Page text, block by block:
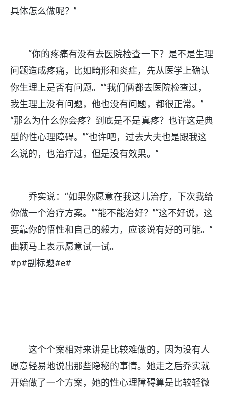
具体怎么做呢？”
“你的疼痛有没有去医院检查一下？是不是生理
问题造成疼痛，比如畸形和炎症，先从医学上确认
你生理上是否有问题。”“我们俩都去医院检查过，
我生理上没有问题，他也没有问题，都很正常。”
“那么为什么你会疼？到底是不是真疼？也许这是典
型的性心理障碍。”“也许吧，过去大夫也是跟我这
么说的，也治疗过，但是没有效果。”
乔实说：“如果你愿意在我这儿治疗，下次我给
你做一个治疗方案。”“能不能治好？”“这不好说，这
要靠你的悟性和自己的毅力，应该说有好的可能。”
曲颖马上表示愿意试一试。
#p#副标题#e#
这个个案相对来讲是比较难做的，因为没有人
愿意轻易地说出那些隐秘的事情。她走之后乔实就
开始做了一个方案，她的性心理障碍算是比较轻微